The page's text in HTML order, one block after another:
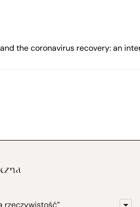
the coronavirus recovery: an
rzeczywistość”